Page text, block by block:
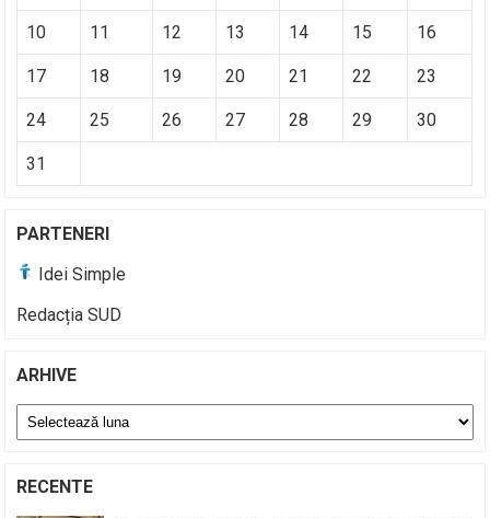
10 11 12 13 14 15 16
17 18 19 20 21 22 23
24 25 26 27 28 29 30
31
PARTENERI
Idei Simple
Redacția SUD
ARHIVE
Arhive
RECENTE